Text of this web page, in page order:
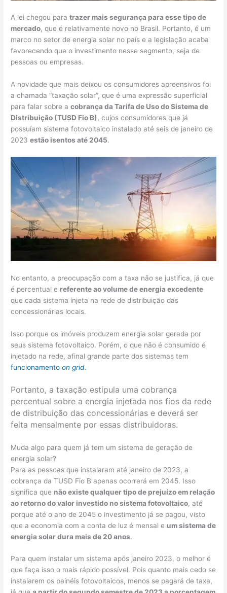
A lei chegou paratrazer mais segurança para esse tipo de
mercado, que é relativamente novo no Brasil. Portanto, é um
marco no setor de energia solar no país e a legislação acaba
favorecendo que o investimento nesse segmento, seja de
pessoas ou empresas.
A novidade que mais deixou os consumidores apreensivos foi
a chamada “taxação solar”, que é uma expressão superficial
para falar sobre acobrança da Tarifa de Uso do Sistema de
Distribuição (TUSD Fio B), cujos consumidores que já
possuíam sistema fotovoltaico instalado até seis de janeiro de
2023estão isentos até 2045.
No entanto, a preocupação com a taxa não se justifica, já que
é percentual e referente ao volume de energia excedente
que cada sistema injeta na rede de distribuição das
concessionárias locais.
Isso porque os imóveis produzem energia solar gerada por
seus sistema fotovoltaico. Porém, o que não é consumido é
injetado na rede, afinal grande parte dos sistemas tem
funcionamentoon grid.
Portanto, a taxação estipula uma cobrança
percentual sobre a energia injetada nos fios da rede
de distribuição das concessionárias e deverá ser
feita mensalmente por essas distribuidoras.
Muda algo para quem já tem um sistema de geração de
energia solar?
Para as pessoas que instalaram até janeiro de 2023, a
cobrança da TUSD Fio B apenas ocorrerá em 2045. Isso
significa que não existe qualquer tipo de prejuízo em relação
ao retorno do valor investido no sistema fotovoltaico, até
porque até o ano de 2045 o investimento já se pagou, visto
que a economia com a conta de luz é mensal e um sistema de
energia solar dura mais de 20 anos.
Para quem instalar um sistema após janeiro 2023, o melhor é
que faça isso o mais rápido possível. Pois quanto mais cedo se
instalarem os painéis fotovoltaicos, menos se pagará de taxa,